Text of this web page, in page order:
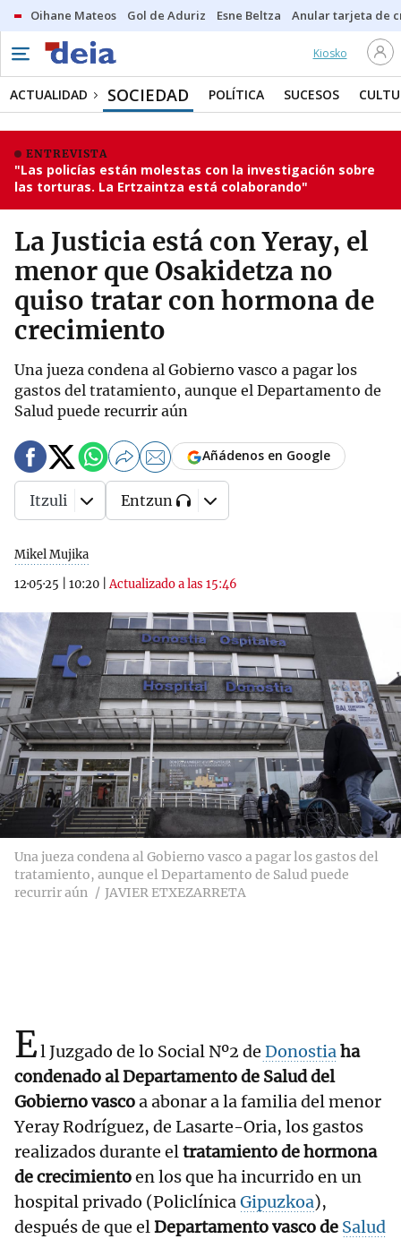
Oihane Mateos Gol de Aduriz Esne Beltza Anular tarjeta de
Kiosko
ACTUALIDAD SOCIEDAD POLÍTICA SUCESOS
ENTREVISTA
"Las policías están molestas con la investigación sobre
las torturas. La Ertzaintza está colaborando"
La Justicia está con Yeray, el
menor que Osakidetza no
quiso tratar con hormona de
crecimiento
Una jueza condena al Gobierno vasco a pagar los
gastos del tratamiento, aunque el Departamento de
Salud puede recurrir aún
Mikel Mujika
12·05·25
10:20 |Actualizado a las 15:46
Añádenos en Google
Itzuli Entzun
Una jueza condena al Gobierno vasco a pagar los gastos del
tratamiento, aunque el Departamento de Salud puede
recurrir aún
JAVIER ETXEZARRETA
El Juzgado de lo Social Nº2 de Donostiaha
condenado al Departamento de Salud del
Gobierno vascoa abonar a la familia del menor
Yeray Rodríguez, de Lasarte-Oria, los gastos
realizados durante eltratamiento de hormona
de crecimientoen los que ha incurrido en un
hospital privado (PoliclínicaGipuzkoa),
después de que elDepartamento vasco de Salud